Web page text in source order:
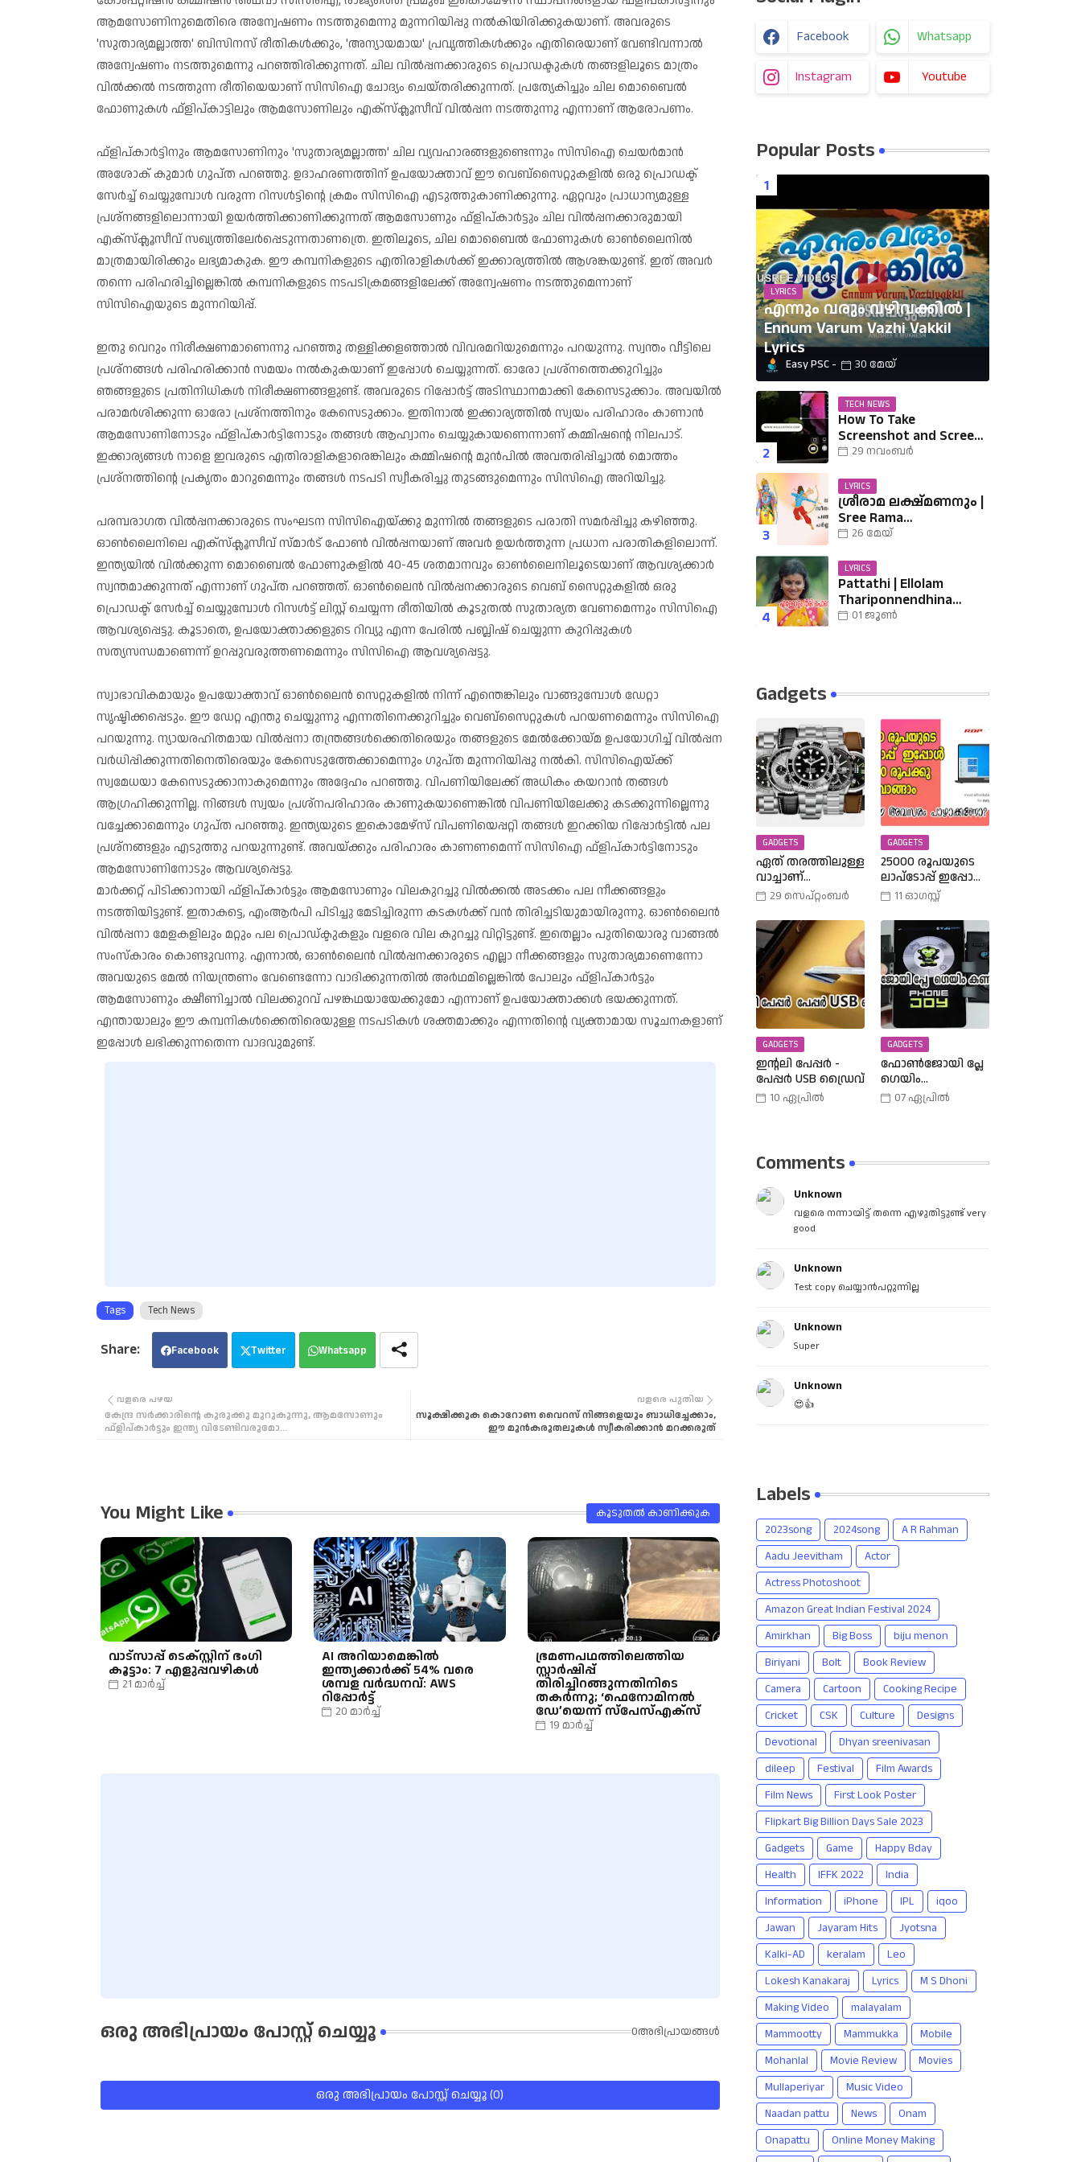
ആമസോണിനുമെതിരെ അന്വേഷണം നടത്തുമെന്നു മുന്നറിയിപ്പു നല്‍കിയിരിക്കുകയാണ്. അവരുടെ
'സുതാര്യമല്ലാത്ത' ബിസിനസ് രീതികള്‍ക്കും, 'അന്യായമായ' പ്രവൃത്തികള്‍ക്കും എതിരെയാണ് വേണ്ടിവന്നാല്‍
അന്വേഷണം നടത്തുമെന്നു പറഞ്ഞിരിക്കുന്നത്. ചില വില്‍പ്പനക്കാരുടെ പ്രൊഡക്ടുകള്‍ തങ്ങളിലൂടെ മാത്രം
വില്‍ക്കല്‍ നടത്തുന്ന രീതിയെയാണ് സിസിഐ ചോദ്യം ചെയ്തരിക്കുന്നത്. പ്രത്യേകിച്ചും ചില മൊബൈല്‍
ഫോണുകള്‍ ഫ്‌ളിപ്കാട്ടിലും ആമസോണിലും എക്‌സ്‌ക്ലൂസീവ് വില്‍പ്പന നടത്തുന്നു എന്നാണ് ആരോപണം.
ഫ്‌ളിപ്കാര്‍ട്ടിനും ആമസോണിനും 'സുതാര്യമല്ലാത്ത' ചില വ്യവഹാരങ്ങളുണ്ടെന്നും സിസിഐ ചെയര്‍മാന്‍
അശോക് കുമാര്‍ ഗുപ്ത പറഞ്ഞു. ഉദാഹരണത്തിന് ഉപയോക്താവ് ഈ വെബ്‌സൈറ്റുകളില്‍ ഒരു പ്രൊഡക്ട്
സേര്‍ച്ച് ചെയ്യുമ്പോള്‍ വരുന്ന റിസള്‍ട്ടിന്റെ ക്രമം സിസിഐ എടുത്തുകാണിക്കുന്നു. ഏറ്റവും പ്രാധാന്യമുള്ള
പ്രശ്‌നങ്ങളിലൊന്നായി ഉയര്‍ത്തിക്കാണിക്കുന്നത് ആമസോണും ഫ്‌ളിപ്കാര്‍ട്ടും ചില വില്‍പ്പനക്കാരുമായി
എക്‌സ്‌ക്ലൂസീവ് സഖ്യത്തിലേര്‍പ്പെടുന്നതാണത്രെ. ഇതിലൂടെ, ചില മൊബൈല്‍ ഫോണുകള്‍ ഓണ്‍ലൈനില്‍
മാത്രമായിരിക്കും ലഭ്യമാകുക. ഈ കമ്പനികളുടെ എതിരാളികള്‍ക്ക് ഇക്കാര്യത്തില്‍ ആശങ്കയുണ്ട്. ഇത് അവർ
തന്നെ പരിഹരിച്ചില്ലെങ്കില്‍ കമ്പനികളുടെ നടപടിക്രമങ്ങളിലേക്ക് അന്വേഷണം നടത്തുമെന്നാണ്
സിസിഐയുടെ മുന്നറിയിപ്പ്.
ഇതു വെറും നിരീക്ഷണമാണെന്നു പറഞ്ഞു തള്ളിക്കളഞ്ഞാല്‍ വിവരമറിയുമെന്നും പറയുന്നു. സ്വന്തം വീട്ടിലെ
പ്രശ്‌നങ്ങള്‍ പരിഹരിക്കാന്‍ സമയം നല്‍കുകയാണ് ഇപ്പോള്‍ ചെയ്യുന്നത്. ഓരോ പ്രശ്‌നത്തെക്കുറിച്ചും
ഞങ്ങളുടെ പ്രതിനിധികൾ നിരീക്ഷണങ്ങളുണ്ട്. അവരുടെ റിപ്പോർട്ട് അടിസ്ഥാനമാക്കി കേസെടുക്കാം. അവയില്‍
പരാമര്‍ശിക്കുന്ന ഓരോ പ്രശ്‌നത്തിനും കേസെടുക്കാം. ഇതിനാല്‍ ഇക്കാര്യത്തില്‍ സ്വയം പരിഹാരം കാണാന്‍
ആമസോണിനോടും ഫ്‌ളിപ്കാര്‍ട്ടിനോടും തങ്ങള്‍ ആഹ്വാനം ചെയ്യുകായണെന്നാണ് കമ്മിഷന്റെ നിലപാട്.
ഇക്കാര്യങ്ങള്‍ നാളെ ഇവരുടെ എതിരാളികളാരെങ്കിലും കമ്മിഷന്റെ മുൻപില്‍ അവതരിപ്പിച്ചാല്‍ മൊത്തം
പ്രശ്‌നത്തിന്റെ പ്രകൃതം മാറുമെന്നും തങ്ങള്‍ നടപടി സ്വീകരിച്ചു തുടങ്ങുമെന്നും സിസിഐ അറിയിച്ചു.
പരമ്പരാഗത വില്‍പ്പനക്കാരുടെ സംഘടന സിസിഐയ്ക്കു മുന്നില്‍ തങ്ങളുടെ പരാതി സമര്‍പ്പിച്ചു കഴിഞ്ഞു.
ഓണ്‍ലൈനിലെ എക്‌സ്‌ക്ലൂസീവ് സ്മാര്‍ട് ഫോണ്‍ വില്‍പ്പനയാണ് അവര്‍ ഉയര്‍ത്തുന്ന പ്രധാന പരാതികളിലൊന്ന്.
ഇന്ത്യയില്‍ വില്‍ക്കുന്ന മൊബൈല്‍ ഫോണുകളില്‍ 40-45 ശതമാനവും ഓണ്‍ലൈനിലൂടെയാണ് ആവശ്യക്കാര്‍
സ്വന്തമാക്കുന്നത് എന്നാണ് ഗുപ്ത പറഞ്ഞത്. ഓണ്‍ലൈന്‍ വില്‍പ്പനക്കാരുടെ വെബ് സൈറ്റുകളില്‍ ഒരു
പ്രൊഡക്ട് സേര്‍ച്ച് ചെയ്യുമ്പോള്‍ റിസള്‍ട്ട് ലിസ്റ്റ് ചെയ്യന്ന രീതിയില്‍ കൂടുതല്‍ സുതാര്യത വേണമെന്നും സിസിഐ
ആവശ്യപ്പെട്ടു. കൂടാതെ, ഉപയോക്താക്കളുടെ റിവ്യു എന്ന പേരില്‍ പബ്ലിഷ് ചെയ്യുന്ന കുറിപ്പുകൾ
സത്യസന്ധമാണെന്ന് ഉറപ്പുവരുത്തണമെന്നും സിസിഐ ആവശ്യപ്പെട്ടു.
സ്വാഭാവികമായും ഉപയോക്താവ് ഓണ്‍ലൈന്‍ സെറ്റുകളില്‍ നിന്ന് എന്തെങ്കിലും വാങ്ങുമ്പോള്‍ ഡേറ്റാ
സൃഷ്ടിക്കപ്പെടും. ഈ ഡേറ്റ എന്തു ചെയ്യുന്നു എന്നതിനെക്കുറിച്ചും വെബ്‌സൈറ്റുകള്‍ പറയണമെന്നും സിസിഐ
പറയുന്നു. ന്യായരഹിതമായ വില്‍പ്പനാ തന്ത്രങ്ങള്‍ക്കെതിരെയും തങ്ങളുടെ മേല്‍ക്കോയ്മ ഉപയോഗിച്ച് വില്‍പ്പന
വര്‍ധിപ്പിക്കുന്നതിനെതിരെയും കേസെടുത്തേക്കാമെന്നും ഗുപ്ത മുന്നറിയിപ്പു നല്‍കി. സിസിഐയ്ക്ക്
സ്വമേധയാ കേസെടുക്കാനാകുമെന്നും അദ്ദേഹം പറഞ്ഞു. വിപണിയിലേക്ക് അധികം കയറാന്‍ തങ്ങള്‍
ആഗ്രഹിക്കുന്നില്ല. നിങ്ങള്‍ സ്വയം പ്രശ്‌നപരിഹാരം കാണുകയാണെങ്കില്‍ വിപണിയിലേക്കു കടക്കുന്നില്ലെന്നു
വച്ചേക്കാമെന്നും ഗുപ്ത പറഞ്ഞു. ഇന്ത്യയുടെ ഇകൊമേഴ്‌സ് വിപണിയെപ്പറ്റി തങ്ങള്‍ ഇറക്കിയ റിപ്പോര്‍ട്ടില്‍ പല
പ്രശ്‌നങ്ങളും എടുത്തു പറയുന്നുണ്ട്. അവയ്ക്കും പരിഹാരം കാണണമെന്ന് സിസിഐ ഫ്‌ളിപ്കാര്‍ട്ടിനോടും
ആമസോണിനോടും ആവശ്യപ്പെട്ടു.
മാര്‍ക്കറ്റ് പിടിക്കാനായി ഫ്‌ളിപ്കാര്‍ട്ടും ആമസോണും വിലകുറച്ചു വില്‍ക്കല്‍ അടക്കം പല നീക്കങ്ങളും
നടത്തിയിട്ടുണ്ട്. ഇതാകട്ടെ, എംആര്‍പി പിടിച്ചു മേടിച്ചിരുന്ന കടകള്‍ക്ക് വന്‍ തിരിച്ചടിയുമായിരുന്നു. ഓണ്‍ലൈന്‍
വില്‍പ്പനാ മേളകളിലും മറ്റും പല പ്രൊഡ്ക്ടുകളും വളരെ വില കുറച്ചു വിറ്റിട്ടുണ്ട്. ഇതെല്ലാം പുതിയൊരു വാങ്ങല്‍
സംസ്‌കാരം കൊണ്ടുവന്നു. എന്നാല്‍, ഓണ്‍ലൈന്‍ വില്‍പ്പനക്കാരുടെ എല്ലാ നീക്കങ്ങളും സുതാര്യമാണെന്നോ
അവയുടെ മേല്‍ നിയന്ത്രണം വേണ്ടെന്നോ വാദിക്കുന്നതില്‍ അര്‍ഥമില്ലെങ്കില്‍ പോലും ഫ്‌ളിപ്കാര്‍ട്ടും
ആമസോണും ക്ഷീണിച്ചാല്‍ വിലക്കുറവ് പഴങ്കഥയായേക്കുമോ എന്നാണ് ഉപയോക്താക്കള്‍ ഭയക്കുന്നത്.
എന്തായാലും ഈ കമ്പനികള്‍ക്കെതിരെയുള്ള നടപടികള്‍ ശക്തമാക്കും എന്നതിന്റെ വ്യക്താമായ സൂചനകളാണ്
ഇപ്പോള്‍ ലഭിക്കുന്നതെന്ന വാദവുമുണ്ട്.
Tags Tech News
Facebook Twitter Whatsapp
വളരെ പുതിയ
സൂക്ഷിക്കുക കൊറോണ വൈറസ് നിങ്ങളെയും ബാധിച്ചേക്കാം,​
ഈ മുന്‍കരുതലുകള്‍ സ്വീകരിക്കാന്‍ മറക്കരുത്
വളരെ പഴയ
കേന്ദ്ര സർക്കാരിന്റെ കുരുക്കു മുറുകുന്നു, ആമസോണും
ഫ്ളിപ്കാർട്ടും ഇന്ത്യ വിടേണ്ടിവരുമോ...
You Might Like കൂടുതൽ‍ കാണിക്കുക
വാട്‌സാപ്പ് ടെക്സ്റ്റിന് ഭംഗി
കൂട്ടാം: 7 എളുപ്പവഴികൾ
21 മാർച്ച്
AI അറിയാമെങ്കിൽ
ഇന്ത്യക്കാർക്ക് 54% വരെ
ശമ്പള വർദ്ധനവ്: AWS
റിപ്പോർട്ട്
20 മാർച്ച്
ഭ്രമണപഥത്തിലെത്തിയ
സ്റ്റാർഷിപ്പ്
തിരിച്ചിറങ്ങുന്നതിനിടെ
തകർന്നു; ‘ഫെനോമിനൽ
ഡേ’യെന്ന് സ്പേസ്എക്സ്
19 മാർച്ച്
ഒരു അഭിപ്രായം പോസ്റ്റ് ചെയ്യൂ 0അഭിപ്രായങ്ങള്‍
ഒരു അഭിപ്രായം പോസ്റ്റ് ചെയ്യൂ (0)
Facebook Whatsapp
Instagram Youtube
Popular Posts
LYRICS
എന്നും വരും വഴിവക്കിൽ |
Ennum Varum Vazhi Vakkil
Lyrics
Easy PSC 30 മേയ്
TECH NEWS
How To Take
Screenshot and Screen
Record in Ubuntu
29 നവംബർ
LYRICS
ശ്രീരാമ ലക്ഷ്മണനും |
Sree Rama
Lakshmananum Lyrics |
Sreerama Song
Malayalam | Hindu
Devotional
26 മേയ്
LYRICS
Pattathi | Ellolam
Thariponnendhina
Lyrics | എള്ളോളം തരി
01 ജൂൺ
Gadgets
GADGETS
ഏത് തരത്തിലുള്ള
വാച്ചാണ്
നിങ്ങളുടെ
കൈയ്യിലുള്ളത്,
അത് എങ്ങനെ
തിരഞ്ഞെടുത്തു?
വിവിധ
തരത്തിലുള്ള
വാച്ചുകൾ
പരിചയപ്പെടാം.
29 സെപ്റ്റംബർ
GADGETS
25000 രൂപയുടെ
ലാപ്ടോപ്പ് ഇപ്പോൾ
18990 രൂപക്കു
Freedom Sale Buy A
25000 Laptop In
18,900 Rupees |
11 ഓഗസ്റ്റ്
GADGETS
ഇന്റലി പേപ്പർ -
പേപ്പർ USB ഡ്രൈവ്
10 ഏപ്രിൽ
GADGETS
ഫോൺജോയി പ്ലേ
ഗെയിം
കൺട്രോളർ |
07 ഏപ്രിൽ
Comments
Unknown
വളരെ നന്നായിട്ട് തന്നെ എഴുതിട്ടുണ്ട് very
good
Unknown
Test copy ചെയ്യാൻപറ്റുന്നില്ല
Unknown
Super
Unknown
😍👍
Labels
2023song 2024song
A R Rahman
Aadu Jeevitham
Actor
Actress Photoshoot
Amazon Great Indian Festival 2024
Amirkhan
Big Boss
biju menon
Biriyani
Bolt
Book Review
Camera
Cartoon
Cooking Recipe
Cricket
CSK Culture
Designs
Devotional
Dhyan sreenivasan
dileep
Festival
Film Awards
Film News
First Look Poster
Flipkart Big Billion Days Sale 2023
Gadgets
Game
Happy Bday
Health
IFFK 2022
India
Information
iPhone IPL
iqoo
Jawan
Jayaram Hits
Jyotsna
Kalki-AD
keralam
Leo
Lokesh Kanakaraj
Lyrics
M S Dhoni
Making Video
malayalam
Mammootty
Mammukka
Mobile
Mohanlal
Movie Review
Movies
Mullaperiyar
Music Video
Naadan pattu
News
Onam
Onapattu
Online Money Making